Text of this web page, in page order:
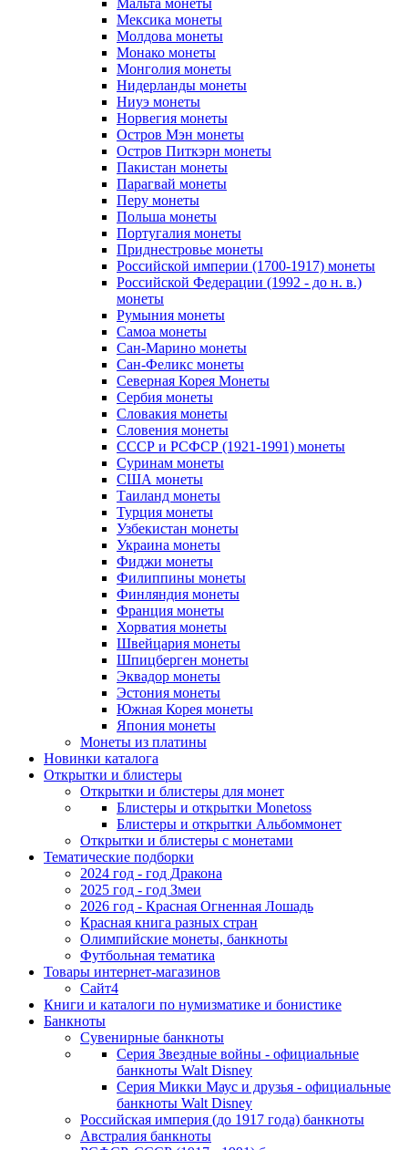
Мальта монеты
Мексика монеты
Молдова монеты
Монако монеты
Монголия монеты
Нидерланды монеты
Ниуэ монеты
Норвегия монеты
Остров Мэн монеты
Остров Питкэрн монеты
Пакистан монеты
Парагвай монеты
Перу монеты
Польша монеты
Португалия монеты
Приднестровье монеты
Российской империи (1700-1917) монеты
Российской Федерации (1992 - до н. в.)
монеты
Румыния монеты
Самоа монеты
Сан-Марино монеты
Сан-Феликс монеты
Северная Корея Монеты
Сербия монеты
Словакия монеты
Словения монеты
СССР и РСФСР (1921-1991) монеты
Суринам монеты
США монеты
Таиланд монеты
Турция монеты
Узбекистан монеты
Украина монеты
Фиджи монеты
Филиппины монеты
Финляндия монеты
Франция монеты
Хорватия монеты
Швейцария монеты
Шпицберген монеты
Эквадор монеты
Эстония монеты
Южная Корея монеты
Япония монеты
Монеты из платины
Новинки каталога
Открытки и блистеры
Открытки и блистеры для монет
Блистеры и открытки Monetoss
Блистеры и открытки Альбоммонет
Открытки и блистеры с монетами
Тематические подборки
2024 год - год Дракона
2025 год - год Змеи
2026 год - Красная Огненная Лошадь
Красная книга разных стран
Олимпийские монеты, банкноты
Футбольная тематика
Товары интернет-магазинов
Сайт4
Книги и каталоги по нумизматике и бонистике
Банкноты
Сувенирные банкноты
Серия Звездные войны - официальные
банкноты Walt Disney
Серия Микки Маус и друзья - официальные
банкноты Walt Disney
Российская империя (до 1917 года) банкноты
Австралия банкноты